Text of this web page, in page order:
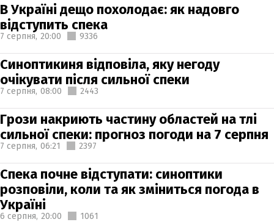
В Україні дещо похолодає: як надовго
відступить спека
7 серпня, 20:00 9336
Синоптикиня відповіла, яку негоду
очікувати після сильної спеки
7 серпня, 08:00 2443
Грози накриють частину областей на тлі
сильної спеки: прогноз погоди на 7 серпня
7 серпня, 06:21 2397
Спека почне відступати: синоптики
розповіли, коли та як зміниться погода в
Україні
6 серпня, 20:00 1061